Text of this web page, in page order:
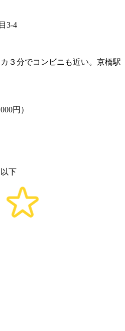
3-4
３分でコンビニも近い。京橋駅
円）
下